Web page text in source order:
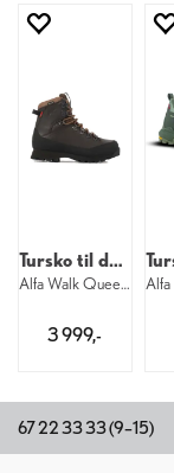
Tursko til dame
Alfa Walk Queen Advanced GTX W 2000
3 999,-
67 22 33 33 (9–15)